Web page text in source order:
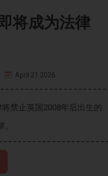
将成为法律
April 21 2026
禁止英国2008年后出生的